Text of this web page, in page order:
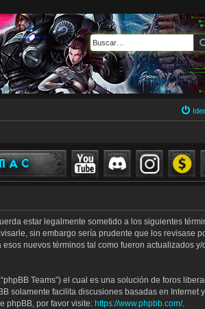
estar legalmente sometido a los siguientes
sin embargo sería prudente que los revisase
nuevos términos tal como fueron actualizados y/
Teams”) el cual es una solución de foros
solamente facilita discusiones basadas en Internet
phpBB, por favor visite: https://www.phpbb.com/.